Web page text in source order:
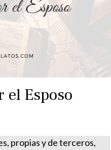
el Esposo
propias y de terceros,